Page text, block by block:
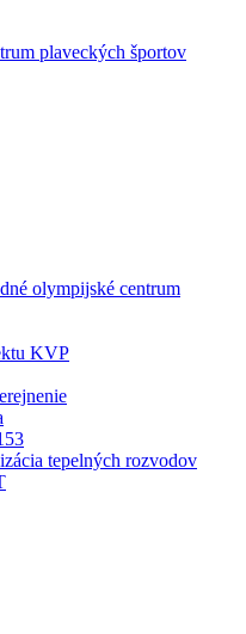
plaveckých športov
olympijské centrum
KVP
tepelných rozvodov